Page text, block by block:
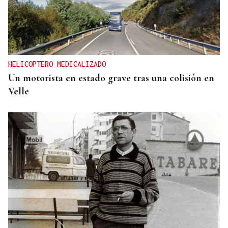
HELICOPTERO MEDICALIZADO
Un motorista en estado grave tras una colisión en
Velle